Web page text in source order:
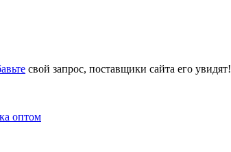
свой запрос, поставщики сайта его увидят!
оптом